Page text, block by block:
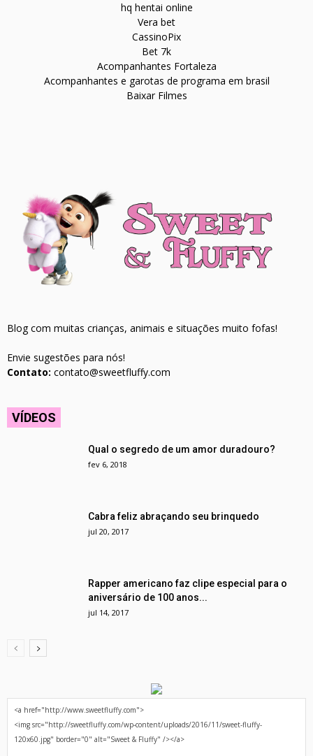
hq hentai online
Vera bet
CassinoPix
Bet 7k
Acompanhantes Fortaleza
Acompanhantes e garotas de programa em brasil
Baixar Filmes
Blog com muitas crianças, animais e situações muito fofas!
Envie sugestões para nós!
Contato: contato@sweetfluffy.com
VÍDEOS
Qual o segredo de um amor duradouro?
fev 6, 2018
Cabra feliz abraçando seu brinquedo
jul 20, 2017
Rapper americano faz clipe especial para o
aniversário de 100 anos...
jul 14, 2017